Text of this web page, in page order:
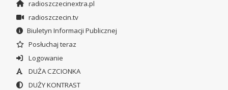
radioszczecinextra.pl
radioszczecin.tv
Biuletyn Informacji Publicznej
Posłuchaj teraz
Logowanie
DUŻA CZCIONKA
DUŻY KONTRAST